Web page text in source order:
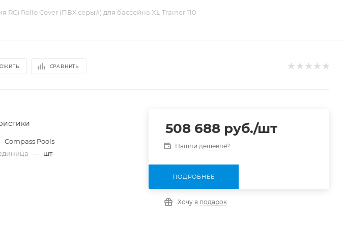
RC) Rollo Cover (ПВХ серый) для бассейна XL Trainer 110
СРАВНИТЬ
Compass Pools
— шт
508 688руб./шт
Нашли дешевле?
ПОДРОБНЕЕ
Хочу в подарок